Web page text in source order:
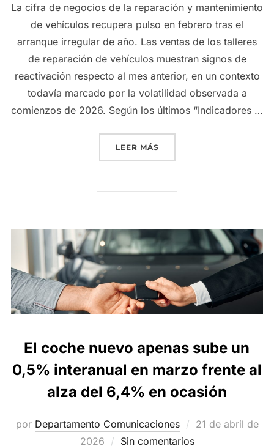
La cifra de negocios de la reparación y mantenimiento
de vehículos recupera pulso en febrero tras el
arranque irregular de año. Las ventas de los talleres
de reparación de vehículos muestran signos de
reactivación respecto al mes anterior, en un contexto
todavía marcado por la volatilidad observada a
comienzos de 2026. Según los últimos “Indicadores …
LEER MÁS«EL MANTENIMIENTO Y
El coche nuevo apenas sube un
0,5% interanual en marzo frente al
alza del 6,4% en ocasión
por Departamento Comunicaciones
Publicado
21 de abril de
2026
Sin comentarios